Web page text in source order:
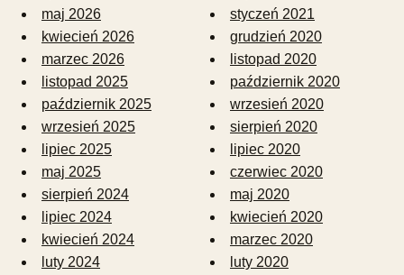
maj 2026
kwiecień 2026
marzec 2026
listopad 2025
październik 2025
wrzesień 2025
lipiec 2025
maj 2025
sierpień 2024
lipiec 2024
kwiecień 2024
luty 2024
styczeń 2021
grudzień 2020
listopad 2020
październik 2020
wrzesień 2020
sierpień 2020
lipiec 2020
czerwiec 2020
maj 2020
kwiecień 2020
marzec 2020
luty 2020